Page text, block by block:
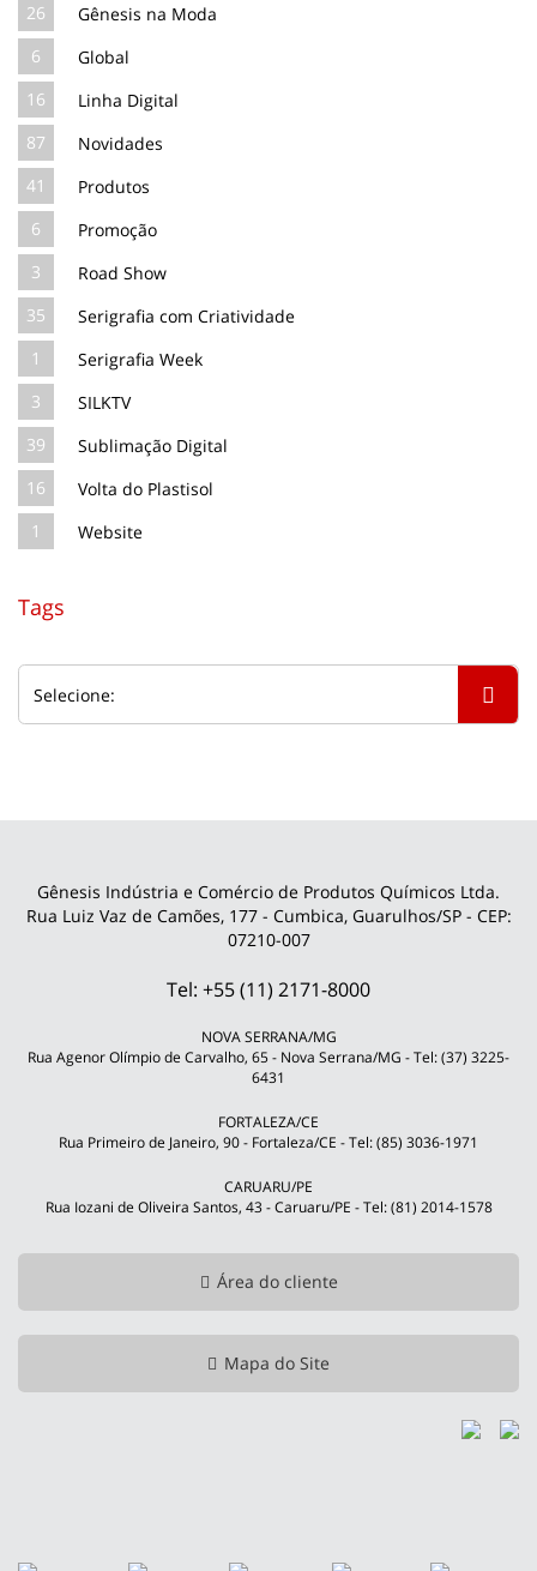
26
Gênesis na Moda
6
Global
16
Linha Digital
87
Novidades
41
Produtos
6
Promoção
3
Road Show
35
Serigrafia com Criatividade
1
Serigrafia Week
3
SILKTV
39
Sublimação Digital
16
Volta do Plastisol
1
Website
Tags
Gênesis Indústria e Comércio de Produtos Químicos Ltda.
Rua Luiz Vaz de Camões, 177 - Cumbica, Guarulhos/SP - CEP:
07210-007
Tel: +55 (11) 2171-8000
NOVA SERRANA/MG
Rua Agenor Olímpio de Carvalho, 65 - Nova Serrana/MG - Tel: (37) 3225-
6431
FORTALEZA/CE
Rua Primeiro de Janeiro, 90 - Fortaleza/CE - Tel: (85) 3036-1971
CARUARU/PE
Rua Iozani de Oliveira Santos, 43 - Caruaru/PE - Tel: (81) 2014-1578
Área do cliente
Mapa do Site